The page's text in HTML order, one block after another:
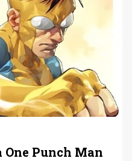
Punch Man